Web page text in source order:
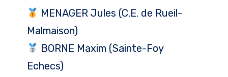
MENAGER Jules (C.E. de Rueil-
Malmaison)
BORNE Maxim (Sainte-Foy
Echecs)